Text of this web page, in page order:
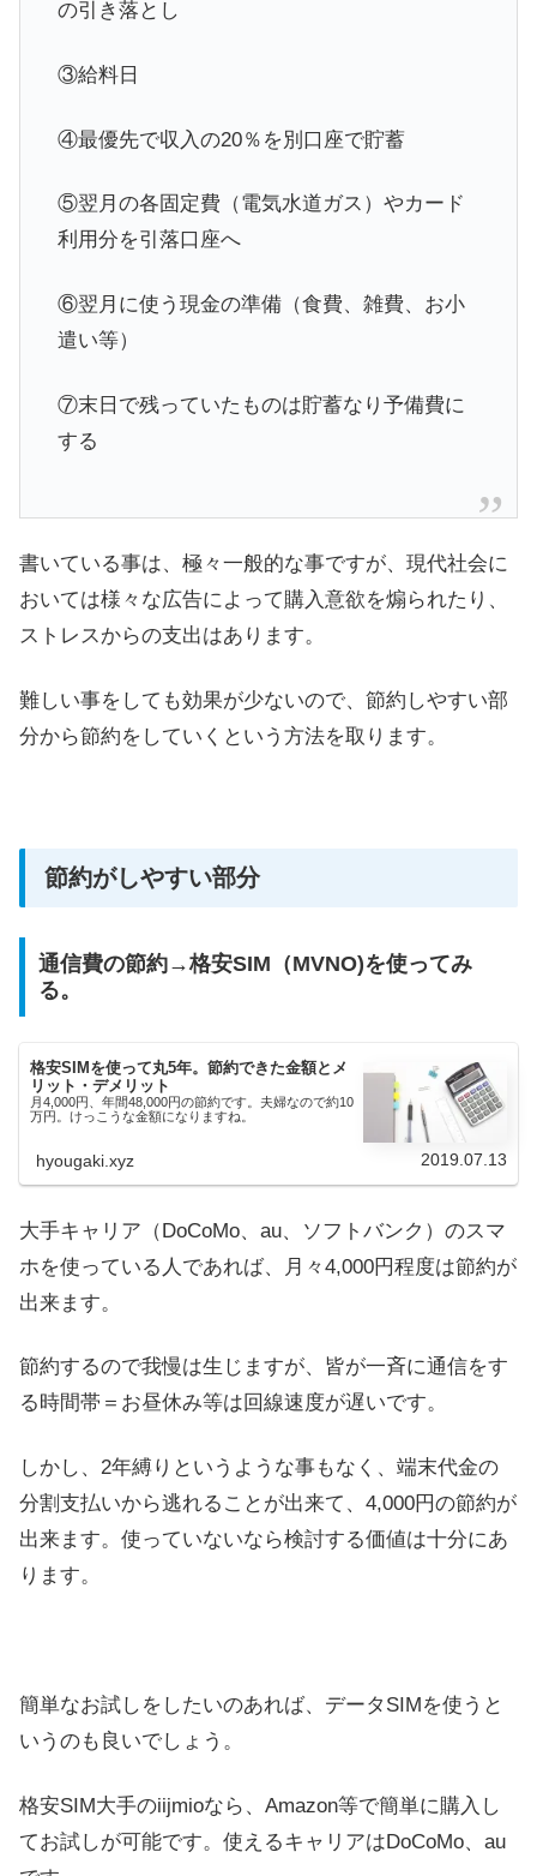
の引き落とし
③給料日
④最優先で収入の20％を別口座で貯蓄
⑤翌月の各固定費（電気水道ガス）やカード
利用分を引落口座へ
⑥翌月に使う現金の準備（食費、雑費、お小
遣い等）
⑦末日で残っていたものは貯蓄なり予備費に
する
書いている事は、極々一般的な事ですが、現代社会に
おいては様々な広告によって購入意欲を煽られたり、
ストレスからの支出はあります。
難しい事をしても効果が少ないので、節約しやすい部
分から節約をしていくという方法を取ります。
節約がしやすい部分
通信費の節約→格安SIM（MVNO)を使ってみ
る。
格安SIMを使って丸5年。節約できた金額とメ
リット・デメリット
月4,000円、年間48,000円の節約です。夫婦なので約10
万円。けっこうな金額になりますね。
hyougaki.xyz 2019.07.13
大手キャリア（DoCoMo、au、ソフトバンク）のスマ
ホを使っている人であれば、月々4,000円程度は節約が
出来ます。
節約するので我慢は生じますが、皆が一斉に通信をす
る時間帯＝お昼休み等は回線速度が遅いです。
しかし、2年縛りというような事もなく、端末代金の
分割支払いから逃れることが出来て、4,000円の節約が
出来ます。使っていないなら検討する価値は十分にあ
ります。
簡単なお試しをしたいのあれば、データSIMを使うと
いうのも良いでしょう。
格安SIM大手のiijmioなら、Amazon等で簡単に購入し
てお試しが可能です。使えるキャリアはDoCoMo、au